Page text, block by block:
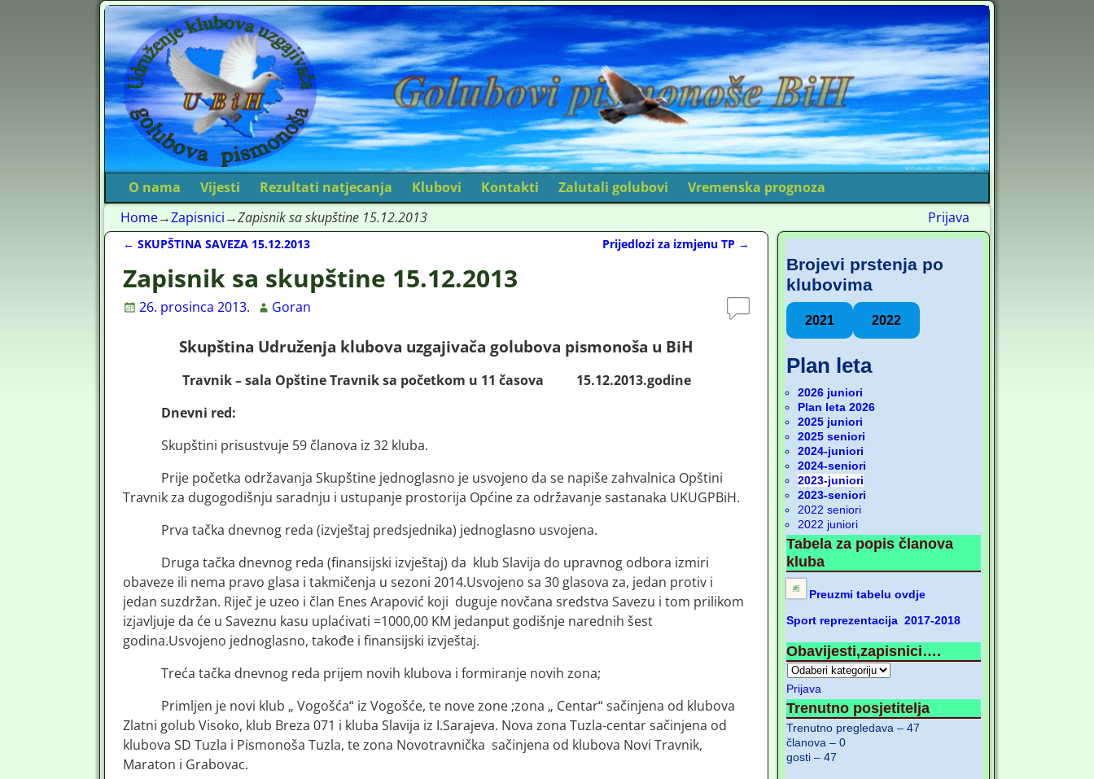
O nama Vijesti Rezultati natjecanja Klubovi Kontakti Zalutali golubovi
Vremenska prognoza
Home→Zapisnici→Zapisnik sa skupštine 15.12.2013 Prijava
← SKUPŠTINA SAVEZA 15.12.2013 Prijedlozi za izmjenu TP →
Zapisnik sa skupštine 15.12.2013
26. prosinca 2013. Goran
Skupština Udruženja klubova uzgajivača golubova pismonoša u BiH
Travnik – sala Opštine Travnik sa početkom u 11 časova
15.12.2013.godine
Dnevni red:
Skupštini prisustvuje 59 članova iz 32 kluba.
Prije početka održavanja Skupštine jednoglasno je usvojeno da se napiše zahvalnica Opštini
Travnik za dugogodišnju saradnju i ustupanje prostorija Općine za održavanje sastanaka UKUGPBiH.
Prva tačka dnevnog reda (izvještaj predsjednika) jednoglasno usvojena.
Druga tačka dnevnog reda (finansijski izvještaj) da klub Slavija do upravnog odbora izmiri
obaveze ili nema pravo glasa i takmičenja u sezoni 2014.Usvojeno sa 30 glasova za, jedan protiv i
jedan suzdržan. Riječ je uzeo i član Enes Arapović koji duguje novčana sredstva Savezu i tom prilikom
izjavljuje da će u Saveznu kasu uplaćivati =1000,00 KM jedanput godišnje narednih šest
godina.Usvojeno jednoglasno, takođe i finansijski izvještaj.
Treća tačka dnevnog reda prijem novih klubova i formiranje novih zona;
Primljen je novi klub „ Vogošća“ iz Vogošće, te nove zone ;zona „ Centar“ sačinjena od klubova
Zlatni golub Visoko, klub Breza 071 i kluba Slavija iz I.Sarajeva. Nova zona Tuzla-centar sačinjena od
klubova SD Tuzla i Pismonoša Tuzla, te zona Novotravnička sačinjena od klubova Novi Travnik,
Maraton i Grabovac.
Brojevi prstenja po
klubovima
2021 2022
Plan leta
2026 juniori
Plan leta 2026
2025 juniori
2025 seniori
2024-juniori
2024-seniori
2023-juniori
2023-seniori
2022 seniori
2022 juniori
Tabela za popis članova
kluba
Preuzmi tabelu ovdje
Sport reprezentacija 2017-2018
Obavijesti,zapisnici….
Prijava
Trenutno posjetitelja
Trenutno pregledava – 47
članova – 0
gosti – 47